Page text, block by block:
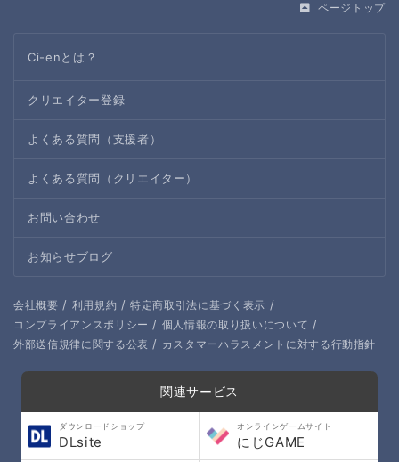
ページトップ
Ci-enとは？
クリエイター登録
よくある質問（支援者）
よくある質問（クリエイター）
お問い合わせ
お知らせブログ
会社概要 / 利用規約 / 特定商取引法に基づく表示 /
コンプライアンスポリシー / 個人情報の取り扱いについて /
外部送信規律に関する公表 / カスタマーハラスメントに対する行動指針
関連サービス
ダウンロードショップ
DLsite
オンラインゲームサイト
にじGAME